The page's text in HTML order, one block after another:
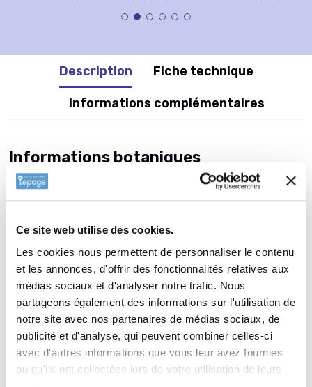
Ce site web utilise des cookies.
Les cookies nous permettent de personnaliser le contenu
et les annonces, d'offrir des fonctionnalités relatives aux
médias sociaux et d'analyser notre trafic. Nous
partageons également des informations sur l'utilisation de
notre site avec nos partenaires de médias sociaux, de
publicité et d'analyse, qui peuvent combiner celles-ci
avec d'autres informations que vous leur avez fournies
ou qu'ils ont collectées lors de votre utilisation de leurs
Description Fiche technique
Informations complémentaires
Informations botaniques
Famille : Ranunculaceae
Genre : THALICTRUM
Complément : 0
Plantation deTHALICTRUM
aquilegifolium 'Purpureum'
La plantation dune vivace est une opération très simple. Faire
un trou de 2 à 3 fois la taille du pot. Ameublir au fond du trou
et venir écraser la terre meuble avec la motte de votre
THALICTRUM. Reboucher avec la terre que vous avez sortie
auparavant. Paillez avec 2 à 3 cm de copeau de bois ou de